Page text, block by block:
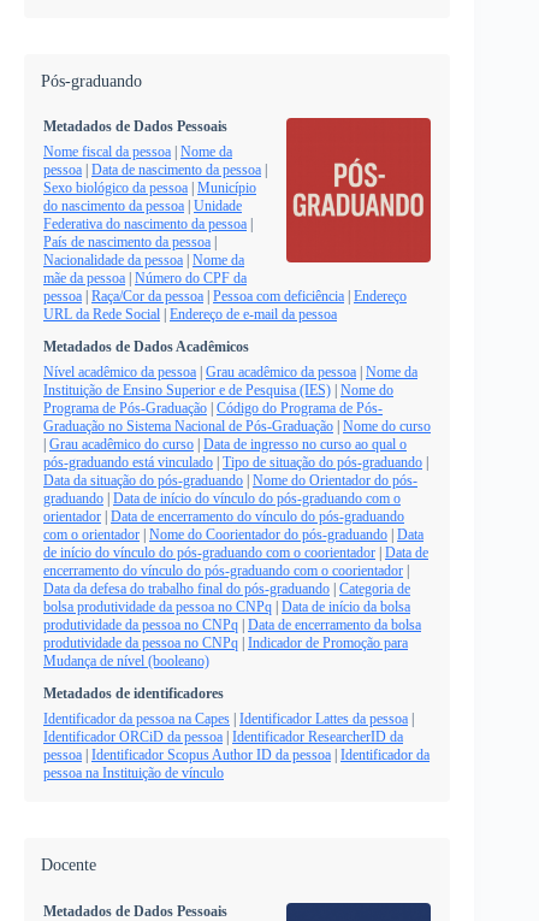
Pós-graduando
Metadados de Dados Pessoais
Nome fiscal da pessoa Nome da
pessoa Data de nascimento da pessoa
Sexo biológico da pessoa Município
do nascimento da pessoa Unidade
Federativa do nascimento da pessoa
País de nascimento da pessoa
Nacionalidade da pessoa Nome da
mãe da pessoa Número do CPF da
pessoa Raça/Cor da pessoa Pessoa com deficiência Endereço
URL da Rede Social Endereço de e-mail da pessoa
Metadados de Dados Acadêmicos
Nível acadêmico da pessoa Grau acadêmico da pessoa Nome da
Instituição de Ensino Superior e de Pesquisa (IES) Nome do
Programa de Pós-Graduação Código do Programa de Pós-
Graduação no Sistema Nacional de Pós-Graduação Nome do curso
Grau acadêmico do curso Data de ingresso no curso ao qual o
pós-graduando está vinculado Tipo de situação do pós-graduando
Data da situação do pós-graduando Nome do Orientador do pós-
graduando Data de início do vínculo do pós-graduando com o
orientador Data de encerramento do vínculo do pós-graduando
com o orientador Nome do Coorientador do pós-graduando Data
de início do vínculo do pós-graduando com o coorientador Data de
encerramento do vínculo do pós-graduando com o coorientador
Data da defesa do trabalho final do pós-graduando Categoria de
bolsa produtividade da pessoa no CNPq Data de início da bolsa
produtividade da pessoa no CNPq Data de encerramento da bolsa
produtividade da pessoa no CNPq Indicador de Promoção para
Mudança de nível (booleano)
Metadados de identificadores
Identificador da pessoa na Capes Identificador Lattes da pessoa
Identificador ORCiD da pessoa Identificador ResearcherID da
pessoa Identificador Scopus Author ID da pessoa Identificador da
pessoa na Instituição de vínculo
Docente
Metadados de Dados Pessoais